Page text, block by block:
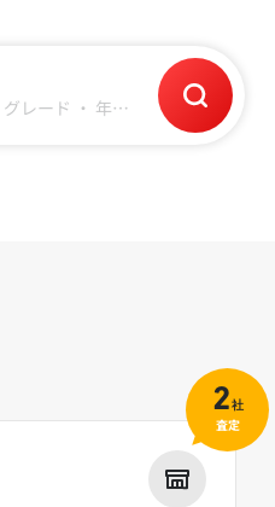
グレード ・ 年式 走行距離
2社
査定